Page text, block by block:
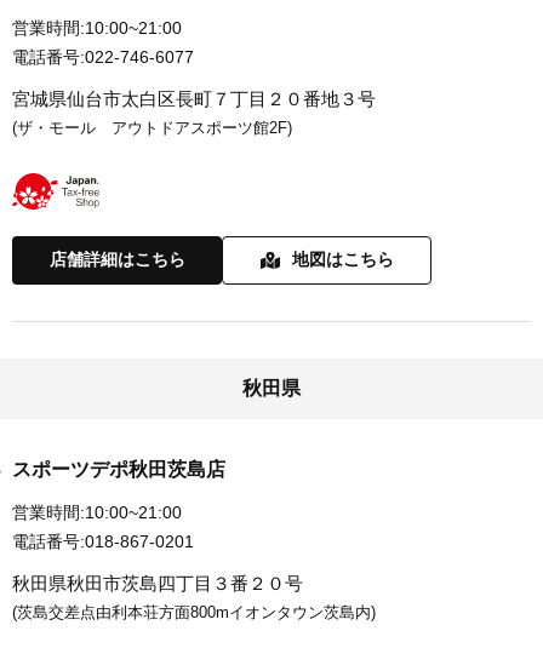
営業時間:10:00~21:00
電話番号:022-746-6077
宮城県仙台市太白区長町７丁目２０番地３号
(ザ・モール アウトドアスポーツ館2F)
店舗詳細はこちら 地図はこちら
秋田県
スポーツデポ秋田茨島店
営業時間:10:00~21:00
電話番号:018-867-0201
秋田県秋田市茨島四丁目３番２０号
(茨島交差点由利本荘方面800mイオンタウン茨島内)